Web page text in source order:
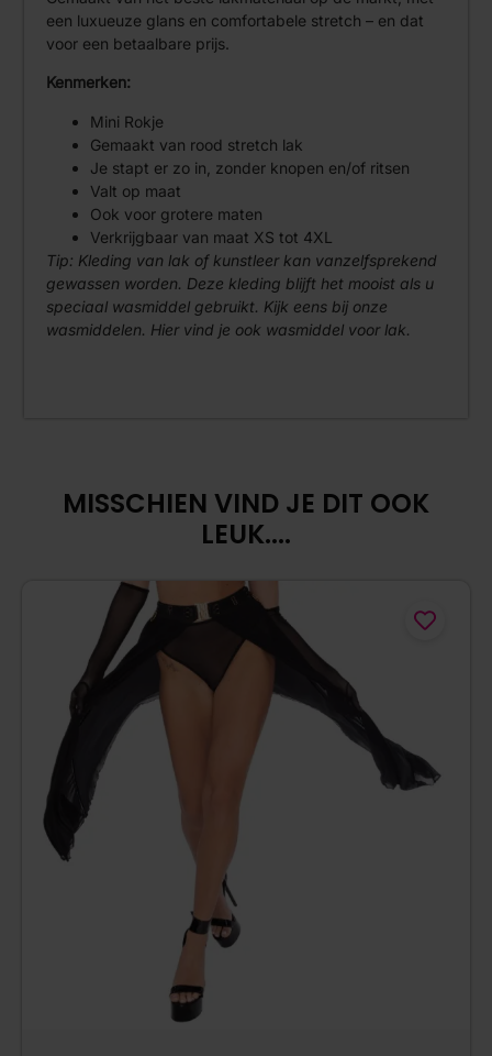
een luxueuze glans en comfortabele stretch – en dat
voor een betaalbare prijs.
Kenmerken:
Mini Rokje
Gemaakt van rood stretch lak
Je stapt er zo in, zonder knopen en/of ritsen
Valt op maat
Ook voor grotere maten
Verkrijgbaar van maat XS tot 4XL
Tip: Kleding van lak of kunstleer kan vanzelfsprekend
gewassen worden. Deze kleding blijft het mooist als u
speciaal wasmiddel gebruikt. Kijk eens bij onze
wasmiddelen. Hier vind je ook wasmiddel voor lak.
MISSCHIEN VIND JE DIT OOK
LEUK....